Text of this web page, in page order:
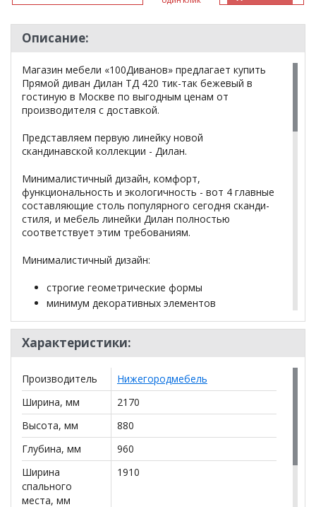
Описание:
Магазин мебели «100Диванов» предлагает купить
Прямой диван Дилан ТД 420 тик-так бежевый в
гостиную в Москве по выгодным ценам от
производителя с доставкой.
Представляем первую линейку новой
скандинавской коллекции - Дилан.
Минималистичный дизайн, комфорт,
функциональность и экологичность - вот 4 главные
составляющие столь популярного сегодня сканди-
стиля, и мебель линейки Дилан полностью
соответствует этим требованиям.
Минималистичный дизайн:
строгие геометрические формы
минимум декоративных элементов
Комфорт:
глубокая мягкая посадка диванов и кресла
кресло с мягким подголовником и поддержкой
поясничной зоны
удобные декоративные подушки
мягкий и приятный на ощупь велюр Лаунж
Функциональность:
полноценное двухспальное место при
минимальных габаритах
практичный износостойкий велюр обивки
Характеристики:
Производитель
Нижегородмебель
Ширина, мм
2170
Высота, мм
880
Глубина, мм
960
Ширина
спального
места, мм
1910